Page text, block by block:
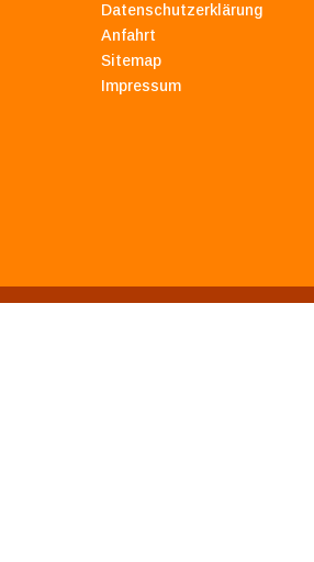
Datenschutzerklärung
Anfahrt
Sitemap
Impressum